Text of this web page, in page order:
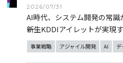
2026/07/31
AI時代、システム開発の常識
――新生KDDIアイレットが実現
事業戦略 アジャイル開発 AI